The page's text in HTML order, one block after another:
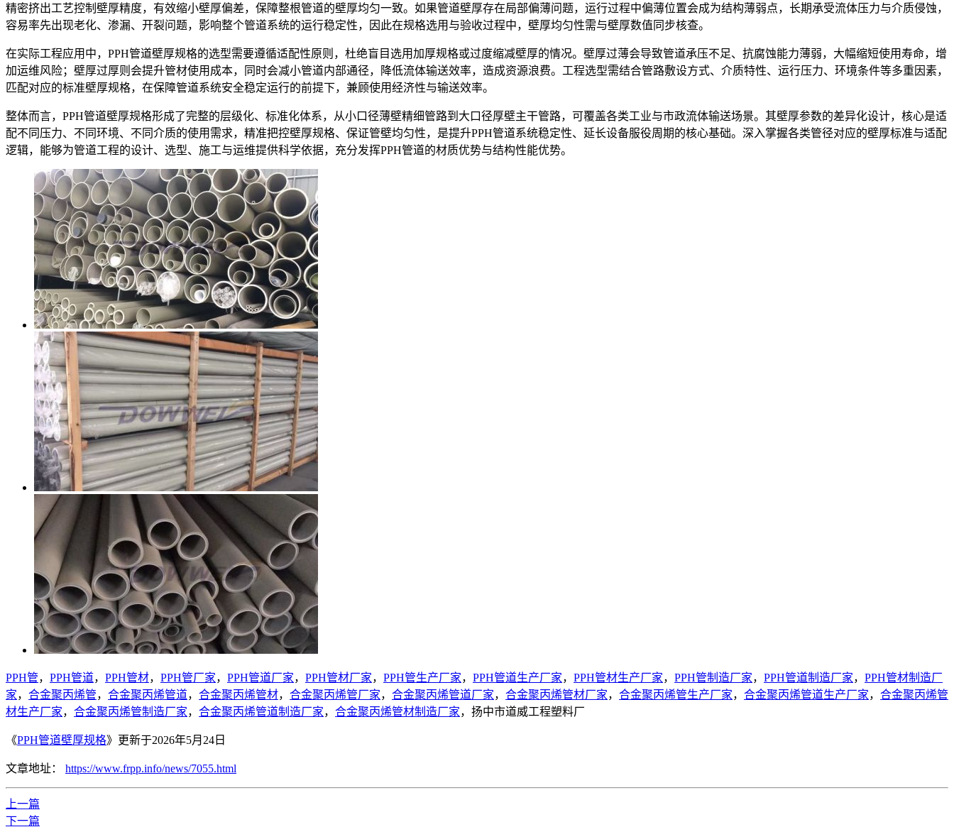
精密挤出工艺控制壁厚精度，有效缩小壁厚偏差，保障整根管道的壁厚均匀一致。如果管道壁厚存在局部偏薄问题，运行过程中偏薄位置会成为结构薄弱点，长期承受流体压力与介质侵蚀，
容易率先出现老化、渗漏、开裂问题，影响整个管道系统的运行稳定性，因此在规格选用与验收过程中，壁厚均匀性需与壁厚数值同步核查。
在实际工程应用中，PPH管道壁厚规格的选型需要遵循适配性原则，杜绝盲目选用加厚规格或过度缩减壁厚的情况。壁厚过薄会导致管道承压不足、抗腐蚀能力薄弱，大幅缩短使用寿命，增
加运维风险；壁厚过厚则会提升管材使用成本，同时会减小管道内部通径，降低流体输送效率，造成资源浪费。工程选型需结合管路敷设方式、介质特性、运行压力、环境条件等多重因素，
匹配对应的标准壁厚规格，在保障管道系统安全稳定运行的前提下，兼顾使用经济性与输送效率。
整体而言，PPH管道壁厚规格形成了完整的层级化、标准化体系，从小口径薄壁精细管路到大口径厚壁主干管路，可覆盖各类工业与市政流体输送场景。其壁厚参数的差异化设计，核心是适
配不同压力、不同环境、不同介质的使用需求，精准把控壁厚规格、保证管壁均匀性，是提升PPH管道系统稳定性、延长设备服役周期的核心基础。深入掌握各类管径对应的壁厚标准与适配
逻辑，能够为管道工程的设计、选型、施工与运维提供科学依据，充分发挥PPH管道的材质优势与结构性能优势。
PPH管， PPH管道， PPH管材， PPH管厂家， PPH管道厂家， PPH管材厂家， PPH管生产厂家， PPH管道生产厂家， PPH管材生产厂家， PPH管制造厂家， PPH管道制造厂家， PPH管材制造厂
家， 合金聚丙烯管， 合金聚丙烯管道， 合金聚丙烯管材， 合金聚丙烯管厂家， 合金聚丙烯管道厂家， 合金聚丙烯管材厂家， 合金聚丙烯管生产厂家， 合金聚丙烯管道生产厂家， 合金聚丙烯管
材生产厂家， 合金聚丙烯管制造厂家， 合金聚丙烯管道制造厂家， 合金聚丙烯管材制造厂家，扬中市道威工程塑料厂
《PPH管道壁厚规格》更新于2026年5月24日
文章地址： https://www.frpp.info/news/7055.html
上一篇
下一篇